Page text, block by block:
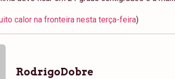
calor na fronteira nesta terça-feira)
RodrigoDobre